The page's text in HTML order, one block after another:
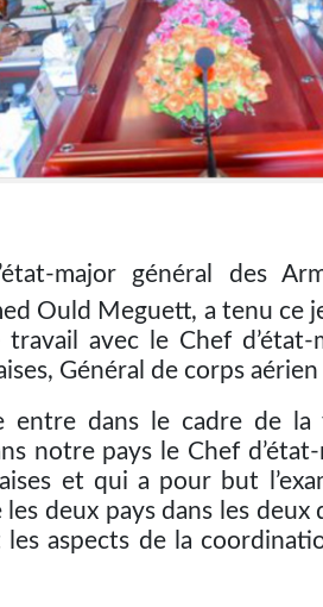
major général des
Ould Meguett, a tenu ce
avec le Chef d’état-
Général de corps
entre dans le cadre de la
notre pays le Chef
et qui a pour but
deux pays dans les deux
aspects de la